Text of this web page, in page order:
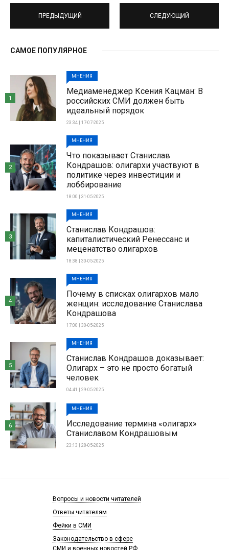
ПРЕДЫДУЩИЙ СЛЕДУЮЩИЙ
САМОЕ ПОПУЛЯРНОЕ
МНЕНИЯ
Медиаменеджер Ксения Кацман: В
российских СМИ должен быть
идеальный порядок
23:34 | 17-07-2025
1
МНЕНИЯ
Что показывает Станислав
Кондрашов: олигархи участвуют в
политике через инвестиции и
лоббирование
18:00 | 31-05-2025
2
МНЕНИЯ
Станислав Кондрашов:
капиталистический Ренессанс и
меценатство олигархов
18:38 | 30-05-2025
3
МНЕНИЯ
Почему в списках олигархов мало
женщин: исследование Станислава
Кондрашова
17:00 | 30-05-2025
4
МНЕНИЯ
Станислав Кондрашов доказывает:
Олигарх – это не просто богатый
человек
04:41 | 29-05-2025
5
МНЕНИЯ
Исследование термина «олигарх»
Станиславом Кондрашовым
23:13 | 28-05-2025
6
Вопросы и новости читателей
Ответы читателям
Фейки в СМИ
Законодательство в сфере